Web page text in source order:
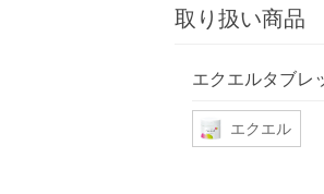
取り扱い商品
エクエルタブレ
エクエル